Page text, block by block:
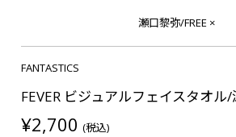
瀬口黎弥/FREE ×
FANTASTICS
FEVER ビジュアルフェイスタオル
¥2,700 (税込)